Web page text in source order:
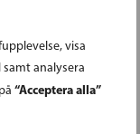
visa
analysera
“Acceptera alla”
en
förutsätter en